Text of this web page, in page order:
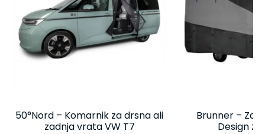
50°Nord – Komarnik za drsna ali
zadnja vrata VW T7
Brunner –
Design